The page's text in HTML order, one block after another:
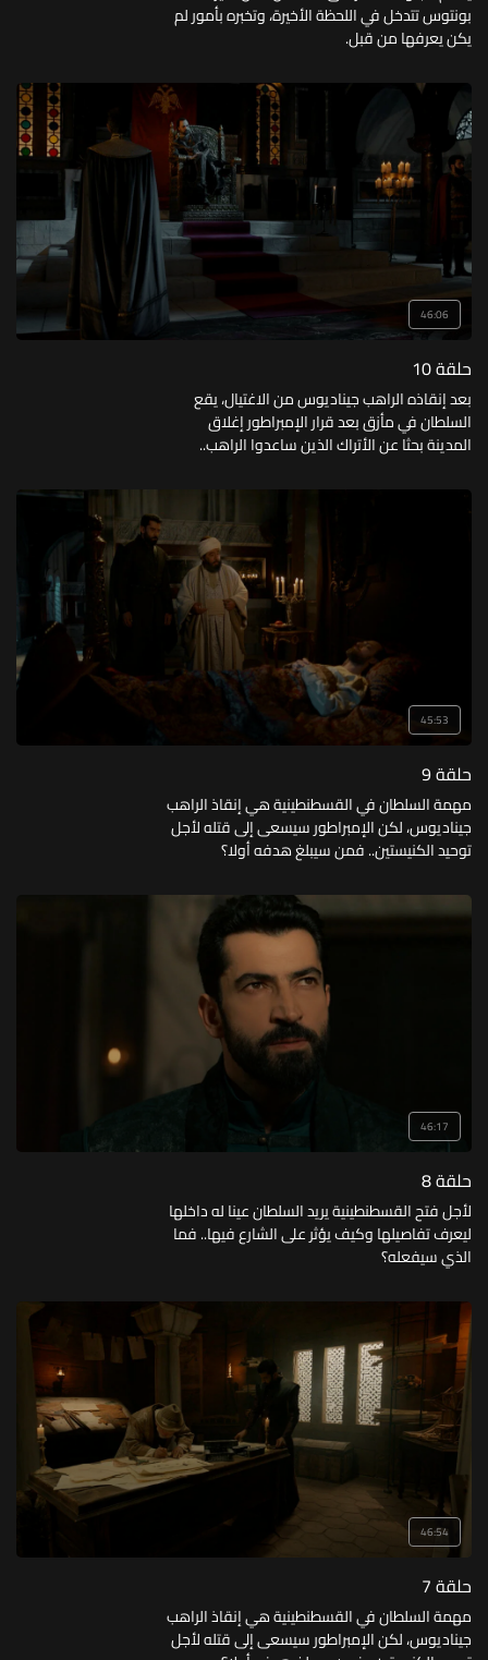
بونتوس تتدخل في اللحظة الأخيرة، وتخبره بأمور لم
يكن يعرفها من قبل.
46:06
حلقة 10
بعد إنقاذه الراهب جيناديوس من الاغتيال، يقع
السلطان في مأزق بعد قرار الإمبراطور إغلاق
المدينة بحثا عن الأتراك الذين ساعدوا الراهب..
45:53
حلقة 9
مهمة السلطان في القسطنطينية هي إنقاذ الراهب
جيناديوس، لكن الإمبراطور سيسعى إلى قتله لأجل
توحيد الكنيستين.. فمن سيبلغ هدفه أولا؟
46:17
حلقة 8
لأجل فتح القسطنطينية يريد السلطان عينا له داخلها
ليعرف تفاصيلها وكيف يؤثر على الشارع فيها.. فما
الذي سيفعله؟
46:54
حلقة 7
مهمة السلطان في القسطنطينية هي إنقاذ الراهب
جيناديوس، لكن الإمبراطور سيسعى إلى قتله لأجل